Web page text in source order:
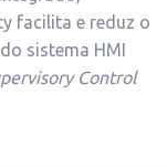
facilita e reduz o
sistema HMI
Control